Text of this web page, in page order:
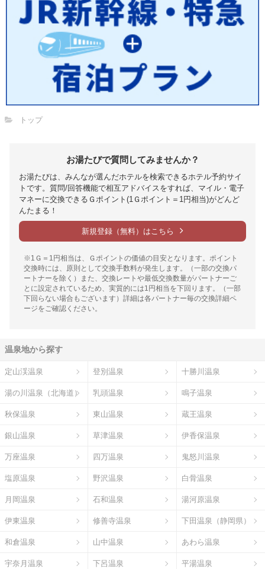
トップ
お湯たびで質問してみませんか？
お湯たびは、みんなが選んだホテルを検索できるホテル予約サイ
トです。質問/回答機能で相互アドバイスをすれば、マイル・電子
マネーに交換できるＧポイント(1Ｇポイント＝1円相当)がどんど
んたまる！
新規登録（無料）はこちら
※1Ｇ＝1円相当は、Ｇポイントの価値の目安となります。ポイント
交換時には、原則として交換手数料が発生します。（一部の交換パ
ートナーを除く）また、交換レートや最低交換数量がパートナーご
とに設定されているため、実質的には1円相当を下回ります。（一部
下回らない場合もございます）詳細は各パートナー毎の交換詳細ペ
ージをご確認ください。
温泉地から探す
定山渓温泉 登別温泉 十勝川温泉
湯の川温泉（北海道） 乳頭温泉 鳴子温泉
秋保温泉 東山温泉 蔵王温泉
銀山温泉 草津温泉 伊香保温泉
万座温泉 四万温泉 鬼怒川温泉
塩原温泉 野沢温泉 白骨温泉
月岡温泉 石和温泉 湯河原温泉
伊東温泉 修善寺温泉 下田温泉（静岡県）
和倉温泉 山中温泉 あわら温泉
宇奈月温泉 下呂温泉 平湯温泉